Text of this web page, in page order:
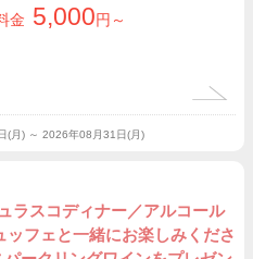
金 5,000円～
(月) ～ 2026年08月31日(月)
ラスコディナー／アルコール
フェと一緒にお楽しみくださ